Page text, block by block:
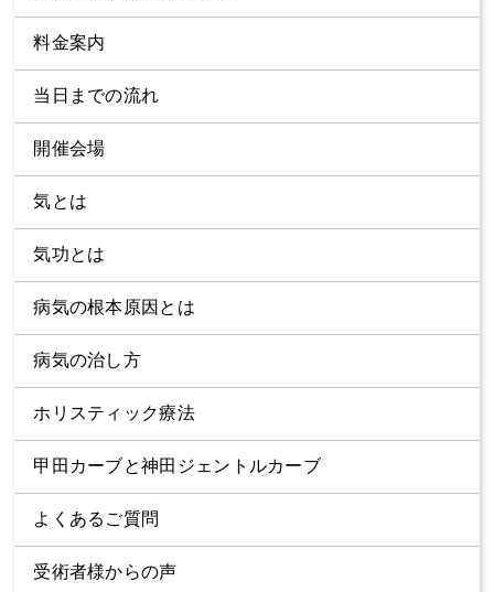
料金案内
当日までの流れ
開催会場
気とは
気功とは
病気の根本原因とは
病気の治し方
ホリスティック療法
甲田カーブと神田ジェントルカーブ
よくあるご質問
受術者様からの声